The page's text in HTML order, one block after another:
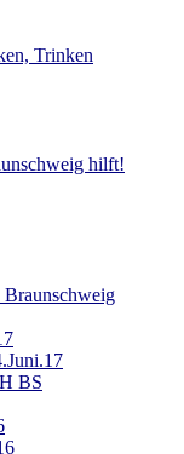
Trinken
hilft!
Braunschweig
BS